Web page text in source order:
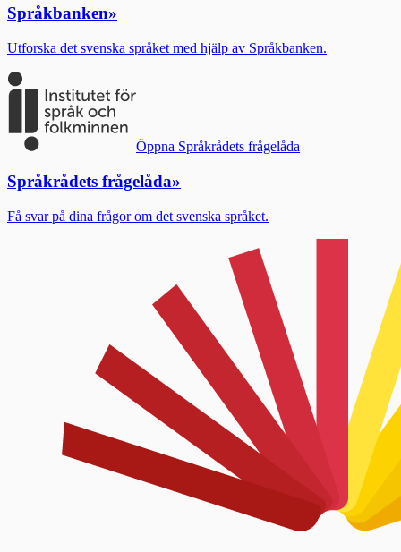
Språkbanken»
Utforska det svenska språket med hjälp av Språkbanken.
Öppna Språkrådets frågelåda
Språkrådets frågelåda»
Få svar på dina frågor om det svenska språket.